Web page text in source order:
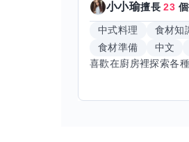
小小瑜擅長23
中式料理 食材知
食材準備
中文